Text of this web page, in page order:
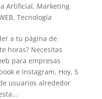
Artificial, Marketing
, Tecnología
a tu página de
horas? Necesitas
para empresas
e Instagram. Hoy, 5
usuarios alrededor